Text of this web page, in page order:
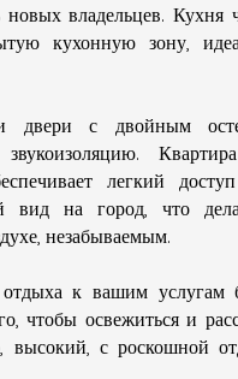
владельцев. Кухня
кухонную зону,
с двойным
Квартира
легкий
вид на город, что
незабываемым.
к вашим услугам
чтобы освежиться и
высокий, с роскошной